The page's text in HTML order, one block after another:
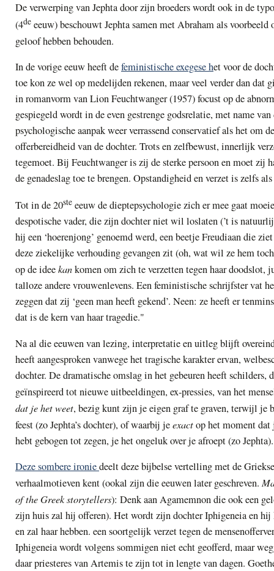
De verwerping van Jephta door zijn broeders wordt ook in de
(4de eeuw) beschouwt Jephta samen met Abraham als
geloof hebben behouden.
In de vorige eeuw heeft defeministische exegese het voor de
toe kon ze wel op medelijden rekenen, maar veel verder dan dat
in romanvorm van Lion Feuchtwanger (1957) focust op de
gespiegeld wordt in de even gestrenge godsrelatie, met name van
psychologische aanpak weer verrassend conservatief als het om
offerbereidheid van de dochter. Trots en zelfbewust, innerlijk
tegemoet. Bij Feuchtwanger is zij de sterke persoon en moet zij
de genadeslag toe te brengen. Opstandigheid en verzet is zelfs
Tot in de 20ste eeuw de dieptepsychologie zich er mee gaat
despotische vader, die zijn dochter niet wil loslaten (’t is
hij een ‘hoerenjong’ genoemd werd, een beetje Freudiaan die
deze ziekelijke verhouding gevangen zit (oh, wat wil ze hem
op de ideekankomen om zich te verzetten tegen haar doodslot,
talloze andere vrouwenlevens. Een feministische schrijfster vat
zeggen dat zij ‘geen man heeft gekend’. Neen: ze heeft er
dat is de kern van haar tragedie."
Na al die eeuwen van lezing, interpretatie en uitleg blijft
heeft aangesproken vanwege het tragische karakter ervan,
dochter. De dramatische omslag in het gebeuren heeft
geïnspireerd tot nieuwe uitbeeldingen, ex-pressies, van het
dat je het weet, bezig kunt zijn je eigen graf te graven, terwijl je
feest (zo Jephta’s dochter), of waarbij jeexactop het moment
hebt gebogen tot zegen, je het ongeluk over je afroept (zo Jephta).
Deze sombere ironiedeelt deze bijbelse vertelling met de
verhaalmotieven kent (ookal zijn die eeuwen later geschreven.
of the Greek storytellers): Denk aan Agamemnon die ook een
zijn huis zal hij offeren). Het wordt zijn dochter Iphigeneia en
en zal haar hebben. een soortgelijk verzet tegen de
Iphigeneia wordt volgens sommigen niet echt geofferd, maar
daar priesteres van Artemis te zijn tot in lengte van dagen.